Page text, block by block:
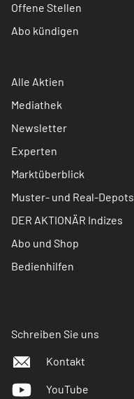
Offene Stellen
Abo kündigen
Alle Aktien
Mediathek
Newsletter
Experten
Marktüberblick
Muster- und Real-Depots
DER AKTIONÄR Indizes
Abo und Shop
Bedienhilfen
Schreiben Sie uns
Kontakt
YouTube